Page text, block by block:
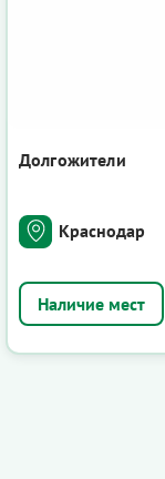
Долгожители
Краснодар